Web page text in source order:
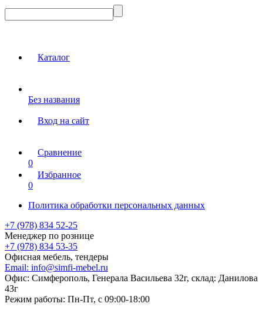
Каталог
Без названия
Вход на сайт
Сравнение
0
Избранное
0
Политика обработки персональных данных
+7 (978) 834 52-25
Менеджер по рознице
+7 (978) 834 53-35
Офисная мебель, тендеры
Email: info@simfi-mebel.ru
Офис: Симферополь, Генерала Васильева 32г, склад: Данилова
43г
Режим работы: Пн-Пт, с 09:00-18:00